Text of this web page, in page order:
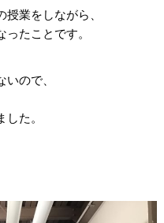
業をしながら、
たことです。
ので、
た。